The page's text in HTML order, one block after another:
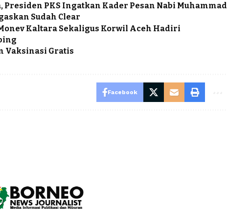
Presiden PKS Ingatkan Kader Pesan Nabi Muhammad
Sudah Clear
Kaltara Sekaligus Korwil Aceh Hadiri
Vaksinasi Gratis
Facebook